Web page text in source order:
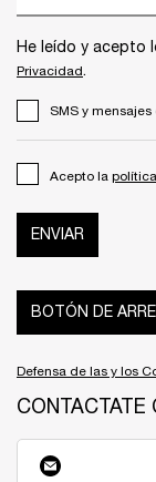
He leído y acepto
Privacidad.
SMS y
Acepto la
ENVIAR
BOTÓN DE
Defensa de las y los
CONTACTATE